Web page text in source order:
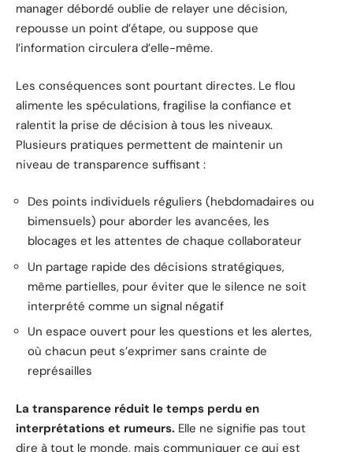
manager débordé oublie de relayer une décision,
repousse un point d’étape, ou suppose que
l’information circulera d’elle-même.
Les conséquences sont pourtant directes. Le flou
alimente les spéculations, fragilise la confiance et
ralentit la prise de décision à tous les niveaux.
Plusieurs pratiques permettent de maintenir un
niveau de transparence suffisant :
Des points individuels réguliers (hebdomadaires ou
bimensuels) pour aborder les avancées, les
blocages et les attentes de chaque collaborateur
Un partage rapide des décisions stratégiques,
même partielles, pour éviter que le silence ne soit
interprété comme un signal négatif
Un espace ouvert pour les questions et les alertes,
où chacun peut s’exprimer sans crainte de
représailles
La transparence réduit le temps perdu en
interprétations et rumeurs. Elle ne signifie pas tout
dire à tout le monde, mais communiquer ce qui est